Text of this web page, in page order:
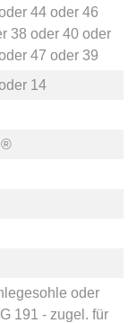
44oder 46
38 oder 40oder
47 oder 39
14
oder
191 - zugel. für